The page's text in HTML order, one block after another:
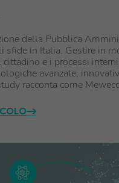
della Pubblica
sfide in Italia. Gestire in
cittadino e i processi
avanzate,
racconta come